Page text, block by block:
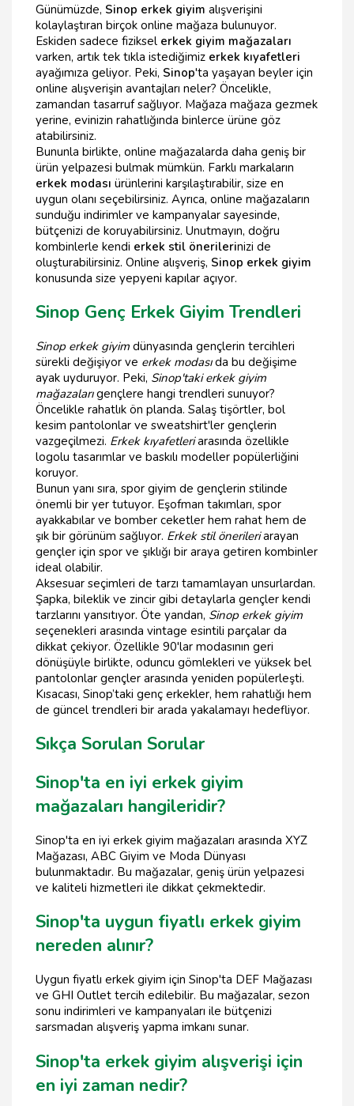
Günümüzde, Sinop erkek giyim alışverişini
kolaylaştıran birçok online mağaza bulunuyor.
Eskiden sadece fiziksel erkek giyim mağazaları
varken, artık tek tıkla istediğimiz erkek kıyafetleri
ayağımıza geliyor. Peki, Sinop'ta yaşayan beyler için
online alışverişin avantajları neler? Öncelikle,
zamandan tasarruf sağlıyor. Mağaza mağaza gezmek
yerine, evinizin rahatlığında binlerce ürüne göz
atabilirsiniz.
Bununla birlikte, online mağazalarda daha geniş bir
ürün yelpazesi bulmak mümkün. Farklı markaların
erkek modası ürünlerini karşılaştırabilir, size en
uygun olanı seçebilirsiniz. Ayrıca, online mağazaların
sunduğu indirimler ve kampanyalar sayesinde,
bütçenizi de koruyabilirsiniz. Unutmayın, doğru
kombinlerle kendi erkek stil önerilerinizi de
oluşturabilirsiniz. Online alışveriş, Sinop erkek giyim
konusunda size yepyeni kapılar açıyor.
Sinop Genç Erkek Giyim Trendleri
Sinop erkek giyim dünyasında gençlerin tercihleri
sürekli değişiyor ve erkek modasıda bu değişime
ayak uyduruyor. Peki, Sinop'taki erkek giyim
mağazalarıgençlere hangi trendleri sunuyor?
Öncelikle rahatlık ön planda. Salaş tişörtler, bol
kesim pantolonlar ve sweatshirt'ler gençlerin
vazgeçilmezi. Erkek kıyafetleriarasında özellikle
logolu tasarımlar ve baskılı modeller popülerliğini
koruyor.
Bunun yanı sıra, spor giyim de gençlerin stilinde
önemli bir yer tutuyor. Eşofman takımları, spor
ayakkabılar ve bomber ceketler hem rahat hem de
şık bir görünüm sağlıyor. Erkek stil önerileriarayan
gençler için spor ve şıklığı bir araya getiren kombinler
ideal olabilir.
Aksesuar seçimleri de tarzı tamamlayan unsurlardan.
Şapka, bileklik ve zincir gibi detaylarla gençler kendi
tarzlarını yansıtıyor. Öte yandan, Sinop erkek giyim
seçenekleri arasında vintage esintili parçalar da
dikkat çekiyor. Özellikle 90'lar modasının geri
dönüşüyle birlikte, oduncu gömlekleri ve yüksek bel
pantolonlar gençler arasında yeniden popülerleşti.
Kısacası, Sinop’taki genç erkekler, hem rahatlığı hem
de güncel trendleri bir arada yakalamayı hedefliyor.
Sıkça Sorulan Sorular
Sinop'ta en iyi erkek giyim
mağazaları hangileridir?
Sinop'ta en iyi erkek giyim mağazaları arasında XYZ
Mağazası, ABC Giyim ve Moda Dünyası
bulunmaktadır. Bu mağazalar, geniş ürün yelpazesi
ve kaliteli hizmetleri ile dikkat çekmektedir.
Sinop'ta uygun fiyatlı erkek giyim
nereden alınır?
Uygun fiyatlı erkek giyim için Sinop'ta DEF Mağazası
ve GHI Outlet tercih edilebilir. Bu mağazalar, sezon
sonu indirimleri ve kampanyaları ile bütçenizi
sarsmadan alışveriş yapma imkanı sunar.
Sinop'ta erkek giyim alışverişi için
en iyi zaman nedir?